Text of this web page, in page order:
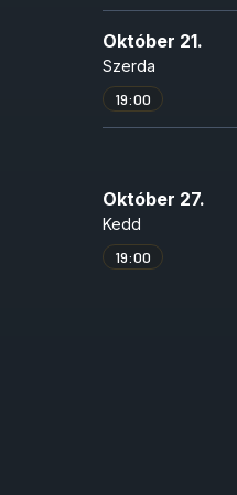
Október 21.
Szerda
19:00
Október 27.
Kedd
19:00